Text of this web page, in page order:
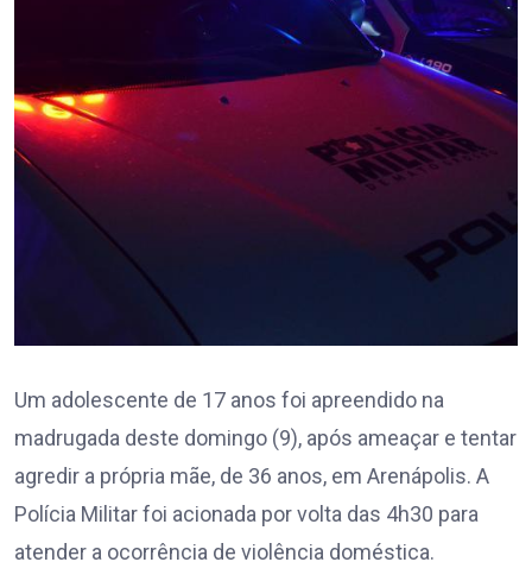
Um adolescente de 17 anos foi apreendido na
madrugada deste domingo (9), após ameaçar e tentar
agredir a própria mãe, de 36 anos, em Arenápolis. A
Polícia Militar foi acionada por volta das 4h30 para
atender a ocorrência de violência doméstica.